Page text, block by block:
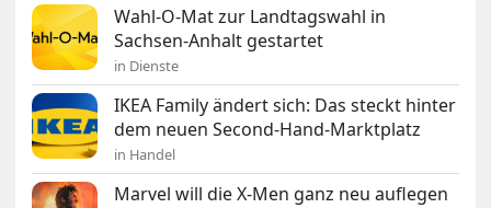
Wahl-O-Mat zur Landtagswahl in
Sachsen-Anhalt gestartet
in Dienste
IKEA Family ändert sich: Das steckt hinter
dem neuen Second-Hand-Marktplatz
in Handel
Marvel will die X-Men ganz neu auflegen